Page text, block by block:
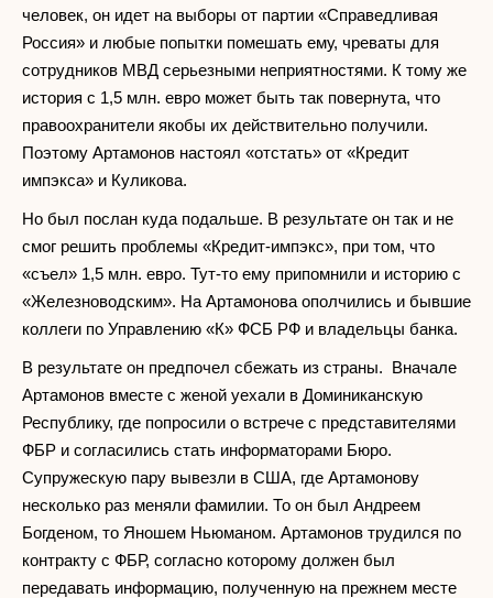
человек, он идет на выборы от партии «Справедливая
Россия» и любые попытки помешать ему, чреваты для
сотрудников МВД серьезными неприятностями. К тому же
история с 1,5 млн. евро может быть так повернута, что
правоохранители якобы их действительно получили.
Поэтому Артамонов настоял «отстать» от «Кредит
импэкса» и Куликова.
Но был послан куда подальше. В результате он так и не
смог решить проблемы «Кредит-импэкс», при том, что
«съел» 1,5 млн. евро. Тут-то ему припомнили и историю с
«Железноводским». На Артамонова ополчились и бывшие
коллеги по Управлению «К» ФСБ РФ и владельцы банка.
В результате он предпочел сбежать из страны. Вначале
Артамонов вместе с женой уехали в Доминиканскую
Республику, где попросили о встрече с представителями
ФБР и согласились стать информаторами Бюро.
Супружескую пару вывезли в США, где Артамонову
несколько раз меняли фамилии. То он был Андреем
Богденом, то Яношем Ньюманом. Артамонов трудился по
контракту с ФБР, согласно которому должен был
передавать информацию, полученную на прежнем месте